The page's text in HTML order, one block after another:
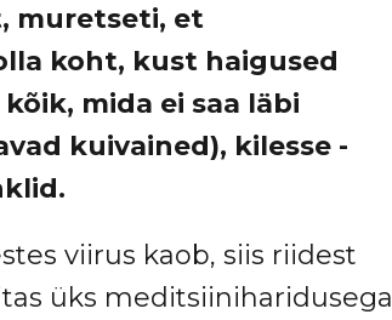
muretseti, et
koht, kust haigused
mida ei saa läbi
kuivained), kilesse -
viirus kaob, siis riidest
üks meditsiiniharidusega